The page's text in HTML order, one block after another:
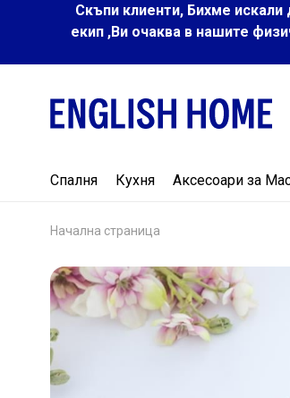
Скъпи клиенти, Бихме
екип ,Ви очаква в нашите
Спалня Кухня Аксесоари за
Начална страница